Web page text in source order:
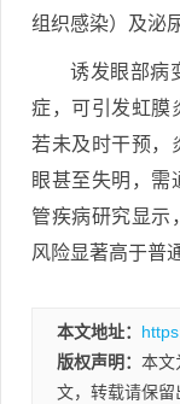
组织感染）及泌
诱发眼部病
症，可引发虹膜
若未及时干预，
眼甚至失明，需
管疾病研究显示
风险显著高于普
本文地址：
版权声明： 本文
文，转载请保留